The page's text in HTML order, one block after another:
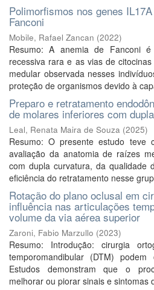
Polimorfismos nos genes
Fanconi
Mobile, Rafael Zancan (2022)
Resumo: A anemia de Fanconi
recessiva rara e as vias de
medular observada nesses
proteção de organismos devido à
Preparo e retratamento
de molares inferiores com
Leal, Renata Maira de Souza (2025)
Resumo: O presente estudo teve
avaliação da anatomia de raízes
com dupla curvatura, da qualidade
eficiência do retratamento nesse
Rotação do plano oclusal em
influência nas articulações
volume da via aérea superior
Zaroni, Fabio Marzullo (2023)
Resumo: Introdução: cirurgia
temporomandibular (DTM)
Estudos demonstram que o
melhorar ou piorar sinais e sintomas